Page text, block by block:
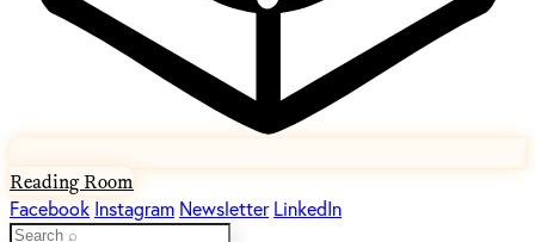
Reading Room
Facebook Instagram Newsletter LinkedIn